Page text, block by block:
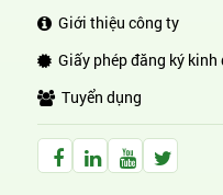
Giới thiệu công ty
Giấy phép đăng ký kinh
Tuyển dụng
Facebook Huỳnh
LinkedInYouTube